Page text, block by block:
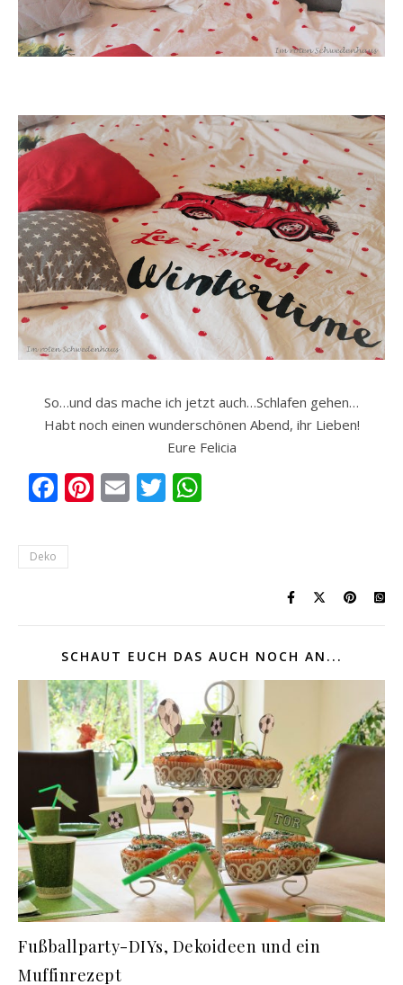
So…und das mache ich jetzt auch…Schlafen gehen…
Habt noch einen wunderschönen Abend, ihr Lieben!
Eure Felicia
Facebook
Pinterest
EmailTwitter
Deko
SCHAUT EUCH DAS AUCH NOCH AN...
Fußballparty-DIYs, Dekoideen und ein
Muffinrezept